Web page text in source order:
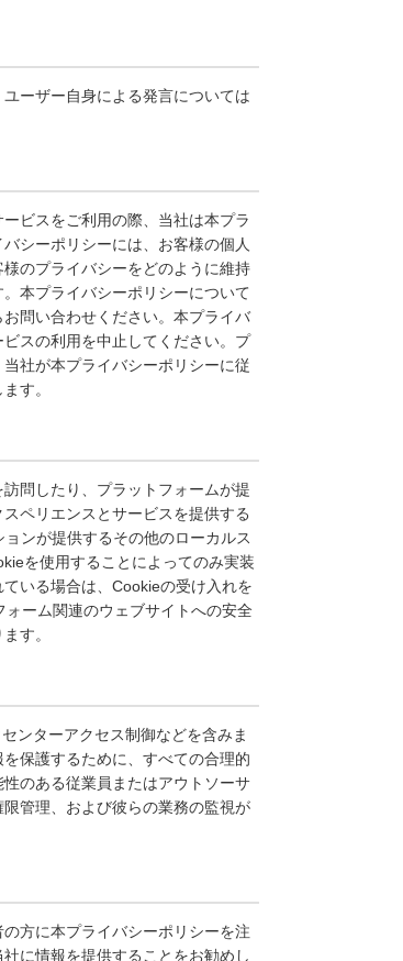
ーザー自身による発言については
ビスをご利用の際、当社は本プラ
シーポリシーには、お客様の個人
のプライバシーをどのように維持
本プライバシーポリシーについて
問い合わせください。本プライバ
スの利用を中止してください。プ
社が本プライバシーポリシーに従
す。
問したり、プラットフォームが提
ペリエンスとサービスを提供する
ンが提供するその他のローカルス
を使用することによってのみ実装
いる場合は、Cookieの受け入れを
ーム関連のウェブサイトへの安全
す。
ンターアクセス制御などを含みま
保護するために、すべての合理的
のある従業員またはアウトソーサ
管理、および彼らの業務の監視が
方に本プライバシーポリシーを注
に情報を提供することをお勧めし